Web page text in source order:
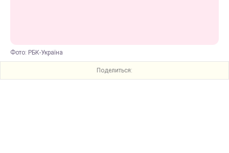
Фото: РБК-Україна
Поделиться: